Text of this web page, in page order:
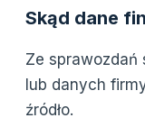
Skąd dane
Ze sprawozdań
lub danych
źródło.